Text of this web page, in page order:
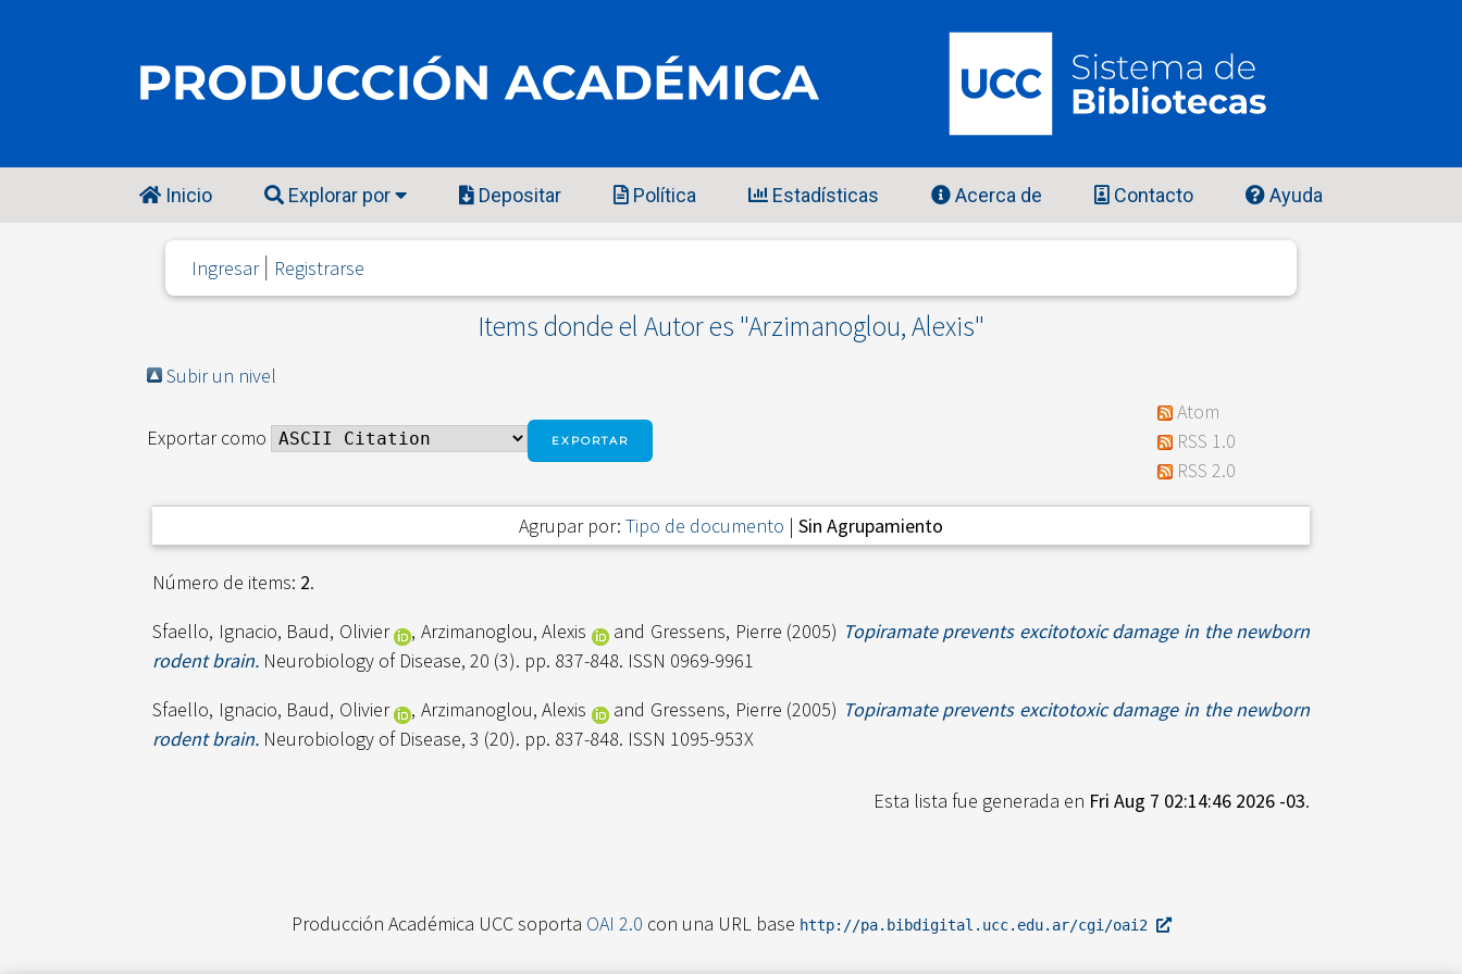
Inicio Explorar por Depositar Política Estadísticas Acerca de Contacto Ayuda
Ingresar Registrarse
Items donde el Autor es "Arzimanoglou, Alexis"
Subir un nivel
Exportar como
Atom
RSS 1.0
RSS 2.0
Agrupar por: Tipo de documento | Sin Agrupamiento
Número de items: 2.
Sfaello, Ignacio, Baud, Olivier , Arzimanoglou, Alexis and Gressens, Pierre (2005) Topiramate prevents excitotoxic damage in the newborn
rodent brain. Neurobiology of Disease, 20 (3). pp. 837-848. ISSN 0969-9961
Sfaello, Ignacio, Baud, Olivier , Arzimanoglou, Alexis and Gressens, Pierre (2005) Topiramate prevents excitotoxic damage in the newborn
rodent brain. Neurobiology of Disease, 3 (20). pp. 837-848. ISSN 1095-953X
Esta lista fue generada en Fri Aug 7 02:14:46 2026 -03.
Producción Académica UCC soporta OAI 2.0 con una URL base http://pa.bibdigital.ucc.edu.ar/cgi/oai2